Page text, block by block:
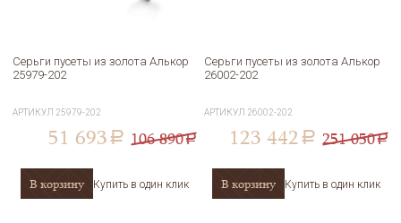
Серьги пусеты из золота Алькор
25979-202
АРТИКУЛ 25979-202
51 693 a 106 890a
В корзину Купить в один клик
Серьги пусеты из золота Алькор
26002-202
АРТИКУЛ 26002-202
123 442 a 251 050a
В корзину Купить в один клик